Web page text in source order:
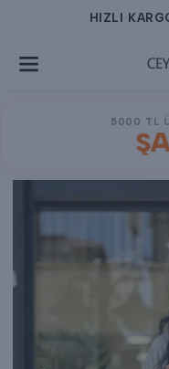
HIZLI
5000 TL